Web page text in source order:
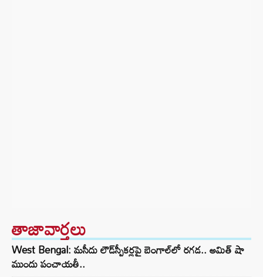
తాజావార్తలు
West Bengal: మసీదు లౌడ్‌స్పీకర్లపై బెంగాల్‌లో రగడ.. అమిత్ షా
ముందు పంచాయతీ..